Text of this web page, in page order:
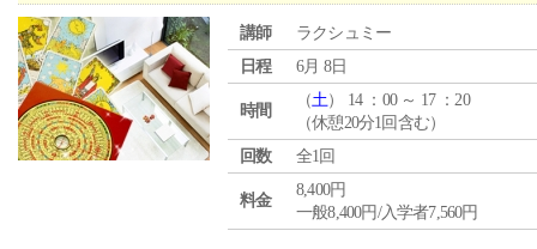
講師
ラクシュミー
日程
6月 8日
時間
（土） 14 ：00 ～ 17 ：20
（休憩20分1回含む）
回数
全1回
料金
8,400円
一般8,400円/入学者7,560円